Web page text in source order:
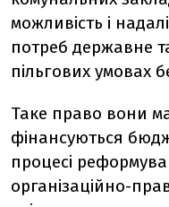
можливість і
потреб державне
пільгових умовах
Таке право вони
фінансуються
процесі
організаційно-